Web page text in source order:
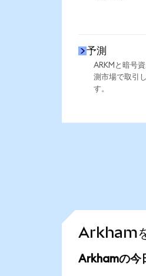
予測
ARKMと暗号
測市場で取引
す。
Arkhamを
Arkhamの今